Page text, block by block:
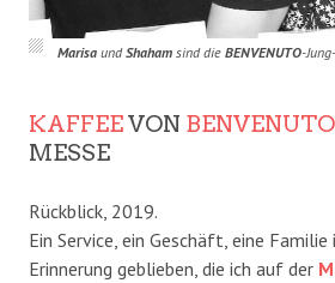
MarisaundShahamsind die BENVENUTO-
KAFFEEVON BENVENUTO
MESSE
Rückblick, 2019.
Ein Service, ein Geschäft, eine
Erinnerung geblieben, die ich auf der